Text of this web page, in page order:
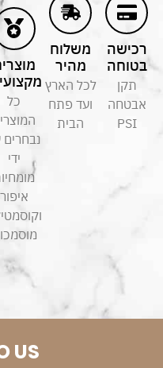
רכישה
בטוחה
תקן
אבטחה
PSI
משלוח
מהיר
לכל הארץ
ועד פתח
הבית
כל
נבחרים
ידי
איפור
US